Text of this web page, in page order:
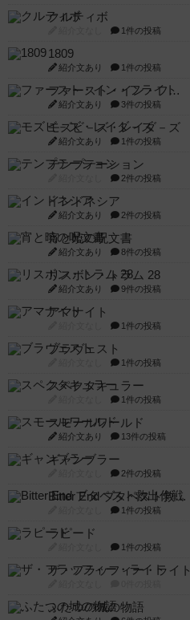
クルティボ
1件の投稿
1809
紹介文あり 1件の投稿
ファースト・イン・フライト
紹介文あり 3件の投稿
モズビ－ズ・レイダ－ズ
紹介文あり 1件の投稿
テンプテーション
2件の投稿
インドネシア
紹介文あり 2件の投稿
宵と暁の呪文書
紹介文あり 8件の投稿
リスボン・トラム 28
紹介文あり 9件の投稿
アマナイト
1件の投稿
ブラヴェスト
1件の投稿
スペクタキュラー
1件の投稿
スモールワールド
紹介文あり 13件の投稿
ギャンブラー
2件の投稿
Bitter End ブタペスト救出作戦
1件の投稿
ラピード
1件の投稿
ザ・フラッフィー・ライト
ふたつの城の物語